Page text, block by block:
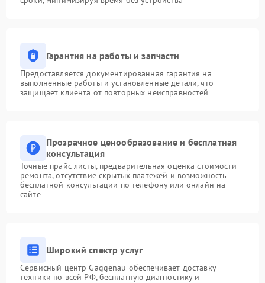
Гарантия на работы и запчасти
Предоставляется документированная гарантия на
выполненные работы и установленные детали, что
защищает клиента от повторных неисправностей
Прозрачное ценообразование и бесплатная
консультация
Точные прайс-листы, предварительная оценка стоимости
ремонта, отсутствие скрытых платежей и возможность
бесплатной консультации по телефону или онлайн на
сайте
Широкий спектр услуг
Сервисный центр Gaggenau обеспечивает доставку
техники по всей РФ, бесплатную диагностику и